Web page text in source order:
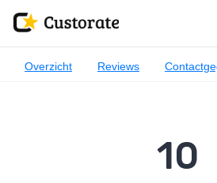
Overzicht Reviews
10